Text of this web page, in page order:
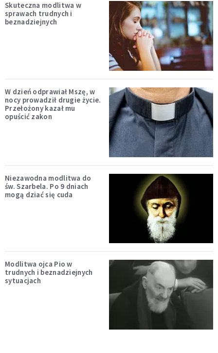
Skuteczna modlitwa w
sprawach trudnych i
beznadziejnych
W dzień odprawiał Mszę, w
nocy prowadził drugie życie.
Przełożony kazał mu
opuścić zakon
Niezawodna modlitwa do
św. Szarbela. Po 9 dniach
mogą dziać się cuda
Modlitwa ojca Pio w
trudnych i beznadziejnych
sytuacjach